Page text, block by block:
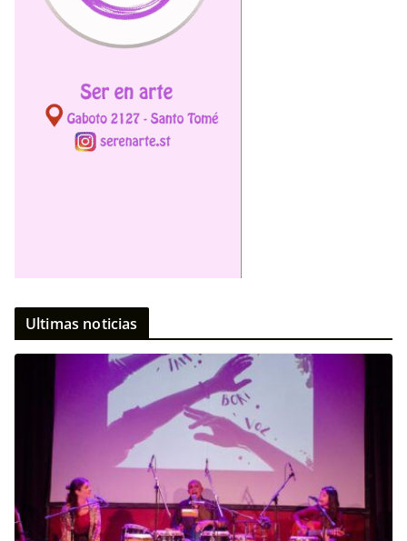
Ultimas noticias